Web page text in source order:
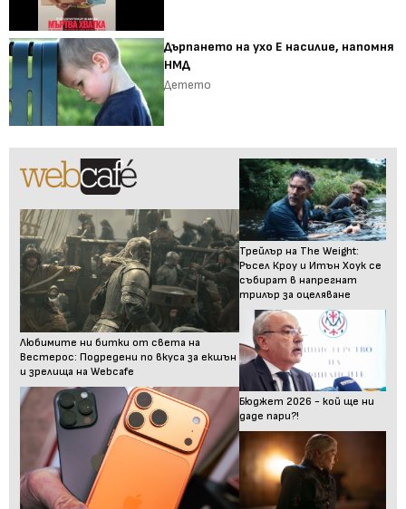
Дърпането на ухо Е насилие, напомня
НМД
Детето
Любимите ни битки от света на
Вестерос: Подредени по вкуса за екшън
и зрелища на Webcafe
Трейлър на The Weight:
Ръсел Кроу и Итън Хоук се
събират в напрегнат
трилър за оцеляване
Бюджет 2026 - кой ще ни
даде пари?!